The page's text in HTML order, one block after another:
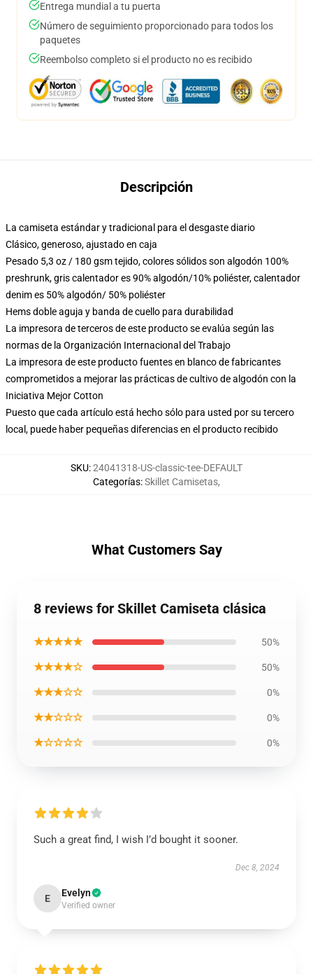
Entrega mundial a tu puerta
Número de seguimiento proporcionado para todos los
paquetes
Reembolso completo si el producto no es recibido
Descripción
La camiseta estándar y tradicional para el desgaste diario
Clásico, generoso, ajustado en caja
Pesado 5,3 oz / 180 gsm tejido, colores sólidos son algodón 100%
preshrunk, gris calentador es 90% algodón/10% poliéster, calentador
denim es 50% algodón/ 50% poliéster
Hems doble aguja y banda de cuello para durabilidad
La impresora de terceros de este producto se evalúa según las
normas de la Organización Internacional del Trabajo
La impresora de este producto fuentes en blanco de fabricantes
comprometidos a mejorar las prácticas de cultivo de algodón con la
Iniciativa Mejor Cotton
Puesto que cada artículo está hecho sólo para usted por su tercero
local, puede haber pequeñas diferencias en el producto recibido
SKU:24041318-US-classic-tee-DEFAULT
Categorías:Skillet Camisetas,
What Customers Say
8 reviews for Skillet Camiseta clásica
★★★★★ 50%
★★★★☆ 50%
★★★☆☆ 0%
★★☆☆☆ 0%
★☆☆☆☆ 0%
Such a great find, I wish I’d bought it sooner.
Dec 8, 2024
E Evelyn
Verified owner